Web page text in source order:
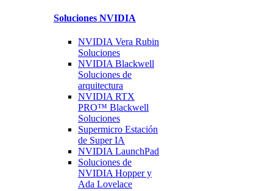
Soluciones NVIDIA
NVIDIA Vera Rubin
Soluciones
NVIDIA Blackwell
Soluciones de
arquitectura
NVIDIA RTX
PRO™ Blackwell
Soluciones
Supermicro Estación
de Super IA
NVIDIALaunchPad
Soluciones de
NVIDIA Hopper y
Ada Lovelace